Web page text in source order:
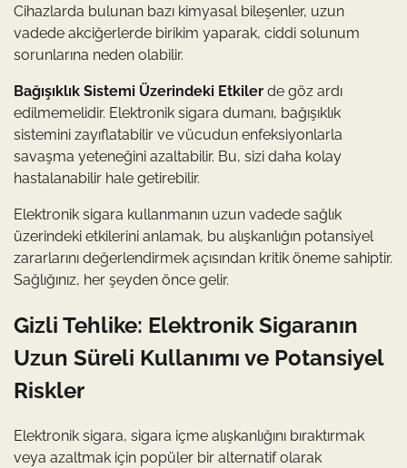
Cihazlarda bulunan bazı kimyasal bileşenler, uzun
vadede akciğerlerde birikim yaparak, ciddi solunum
sorunlarına neden olabilir.
Bağışıklık Sistemi Üzerindeki Etkiler de göz ardı
edilmemelidir. Elektronik sigara dumanı, bağışıklık
sistemini zayıflatabilir ve vücudun enfeksiyonlarla
savaşma yeteneğini azaltabilir. Bu, sizi daha kolay
hastalanabilir hale getirebilir.
Elektronik sigara kullanmanın uzun vadede sağlık
üzerindeki etkilerini anlamak, bu alışkanlığın potansiyel
zararlarını değerlendirmek açısından kritik öneme sahiptir.
Sağlığınız, her şeyden önce gelir.
Gizli Tehlike: Elektronik Sigaranın
Uzun Süreli Kullanımı ve Potansiyel
Riskler
Elektronik sigara, sigara içme alışkanlığını bıraktırmak
veya azaltmak için popüler bir alternatif olarak